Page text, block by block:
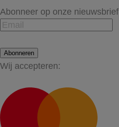
Abonneer op onze nieuwsbrief
Abonneren
Wij accepteren: